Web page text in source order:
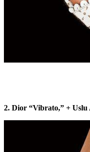
2. Dior “Vibrato,” +